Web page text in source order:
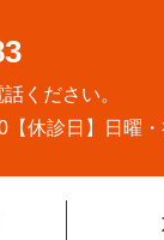
ください。
【休診日】日曜・